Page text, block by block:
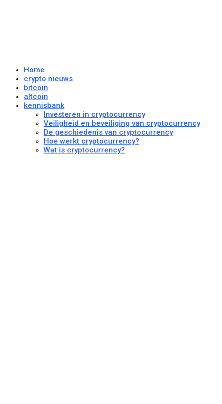
Home
crypto nieuws
bitcoin
altcoin
kennisbank
Investeren in cryptocurrency
Veiligheid en beveiliging van cryptocurrency
De geschiedenis van cryptocurrency
Hoe werkt cryptocurrency?
Wat is cryptocurrency?